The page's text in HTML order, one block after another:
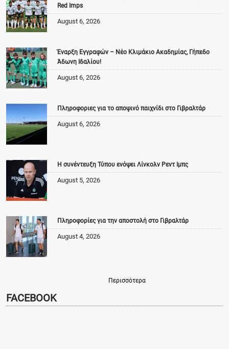
Red Imps
August 6, 2026
Έναρξη Εγγραφών – Νέο Κλιμάκιο Ακαδημίας, Γήπεδο
Άδωνη Ιδαλίου!
August 6, 2026
Πληροφοριες για το αποψινό παιχνίδι στο Γιβραλτάρ
August 6, 2026
Η συνέντευξη Τύπου ενόψει Λίνκολν Ρεντ Ιμπς
August 5, 2026
Πληροφορίες για την αποστολή στο Γιβραλτάρ
August 4, 2026
Περισσότερα
FACEBOOK